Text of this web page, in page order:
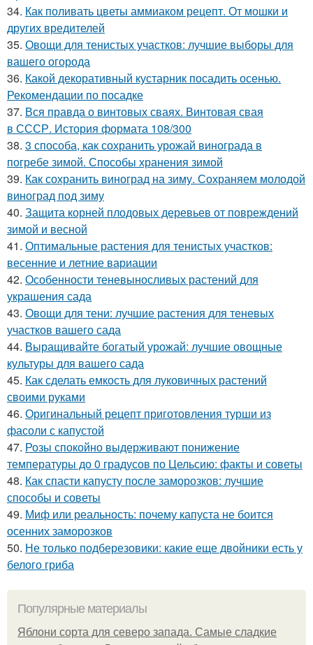
34. Как поливать цветы аммиаком рецепт. От мошки и
других вредителей
35. Овощи для тенистых участков: лучшие выборы для
вашего огорода
36. Какой декоративный кустарник посадить осенью.
Рекомендации по посадке
37. Вся правда о винтовых сваях. Винтовая свая
в СССР. История формата 108/300
38. 3 способа, как сохранить урожай винограда в
погребе зимой. Способы хранения зимой
39. Как сохранить виноград на зиму. Сохраняем молодой
виноград под зиму
40. Защита корней плодовых деревьев от повреждений
зимой и весной
41. Оптимальные растения для тенистых участков:
весенние и летние вариации
42. Особенности теневыносливых растений для
украшения сада
43. Овощи для тени: лучшие растения для теневых
участков вашего сада
44. Выращивайте богатый урожай: лучшие овощные
культуры для вашего сада
45. Как сделать емкость для луковичных растений
своими руками
46. Оригинальный рецепт приготовления турши из
фасоли с капустой
47. Розы спокойно выдерживают понижение
температуры до 0 градусов по Цельсию: факты и советы
48. Как спасти капусту после заморозков: лучшие
способы и советы
49. Миф или реальность: почему капуста не боится
осенних заморозков
50. Не только подберезовики: какие еще двойники есть у
белого гриба
Популярные материалы
Яблони сорта для северо запада. Самые сладкие